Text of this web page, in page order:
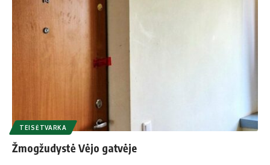
TEISĖTVARKA
Žmogžudystė Vėjo gatvėje